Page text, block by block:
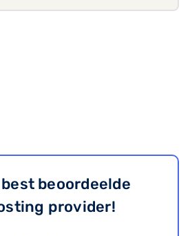
best beoordeelde
provider!